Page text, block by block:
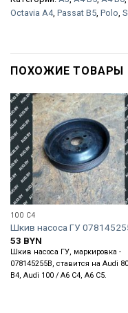
Octavia A4, Passat B5, Polo,
ПОХОЖИЕ ТОВАРЫ
100 C4
Шкив насоса ГУ
53 BYN
Шкив насоса ГУ, маркировка -
078145255B, ставится на Audi
B4, Audi 100 / A6 C4, A6 C5.